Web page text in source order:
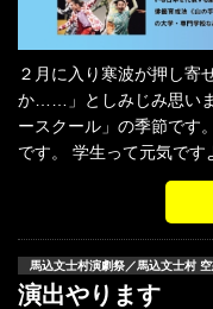
２月に入り寒波が押し寄
か……」としみじみ思い
ースクール」の季節です
です。 学生って元気で
馬込文士村演劇祭／馬込文士村
演出やります